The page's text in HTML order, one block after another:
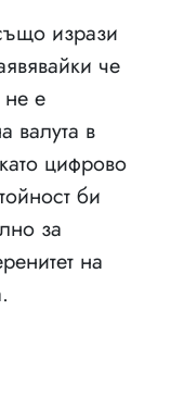
изрази
че
е
валута в
цифрово
би
за
на